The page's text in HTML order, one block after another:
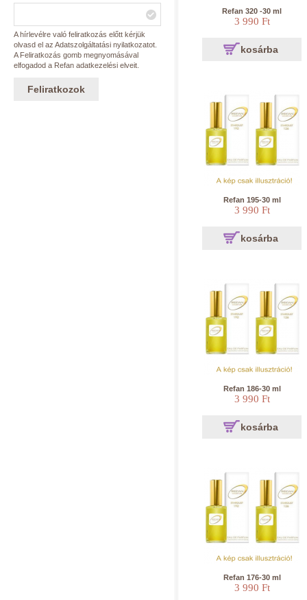
A hírlevélre való feliratkozás előtt kérjük
olvasd el az Adatszolgáltatási nyilatkozatot.
A Feliratkozás gomb megnyomásával
elfogadod a Refan adatkezelési elveit.
Feliratkozok
Refan 320 -30 ml
3 990 Ft
kosárba
Refan 195-30 ml
3 990 Ft
kosárba
Refan 186-30 ml
3 990 Ft
kosárba
Refan 176-30 ml
3 990 Ft